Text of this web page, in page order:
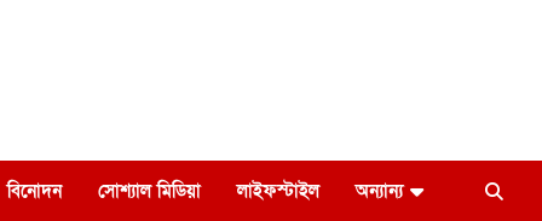
বিনোদন সোশ্যাল মিডিয়া লাইফস্টাইল অন্যান্য